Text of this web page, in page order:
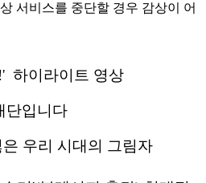
서비스를 중단할 경우 감상이 어
하이라이트 영상
단입니다
우리 시대의 그림자